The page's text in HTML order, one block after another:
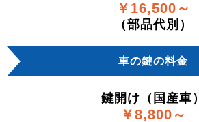
￥16,500～
（部品代別）
車の鍵の料金
鍵開け（国産車）
￥8,800～